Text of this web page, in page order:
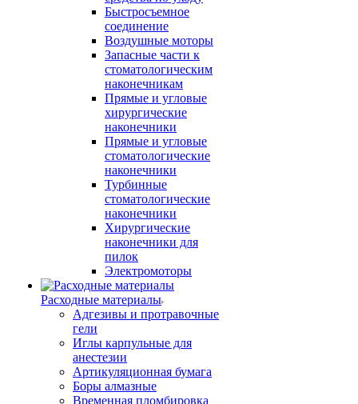
Быстросъемное
соединение
Воздушные моторы
Запасные части к
стоматологическим
наконечникам
Прямые и угловые
хирургические
наконечники
Прямые и угловые
стоматологические
наконечники
Турбинные
стоматологические
наконечники
Хирургические
наконечники для
пилок
Электромоторы
Расходные материалы
Адгезивы и протравочные
гели
Иглы карпульные для
анестезии
Артикуляционная бумага
Боры алмазные
Временная пломбировка